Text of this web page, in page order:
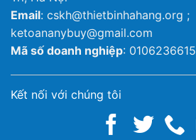
Email: cskh@thietbinhahang.org ;
ketoananybuy@gmail.com
Mã số doanh nghiệp: 0106236615
Kết nối với chúng tôi